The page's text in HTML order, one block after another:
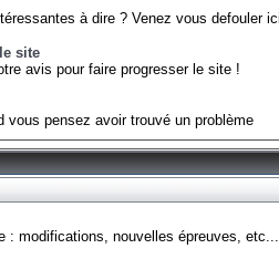
à dire ? Venez vous defouler
site
avis pour faire progresser le site !
vous pensez avoir trouvé un problème
: modifications, nouvelles épreuves, etc...